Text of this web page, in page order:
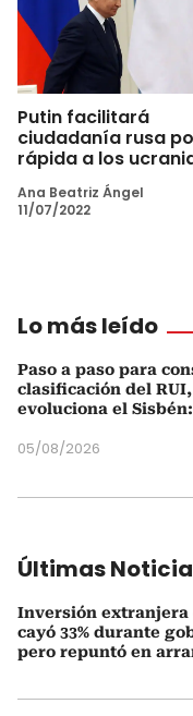
Putin facilitará
ciudadanía rusa
rápida a los
Ana Beatriz Ángel
11/07/2022
Lo más leído
Paso a paso para
clasificación del
evoluciona el
05/08/2026
Últimas
Inversión extranjera
cayó 33% durante
pero repuntó en